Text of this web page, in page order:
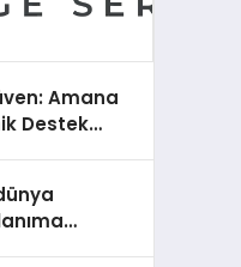
Amana
Destek